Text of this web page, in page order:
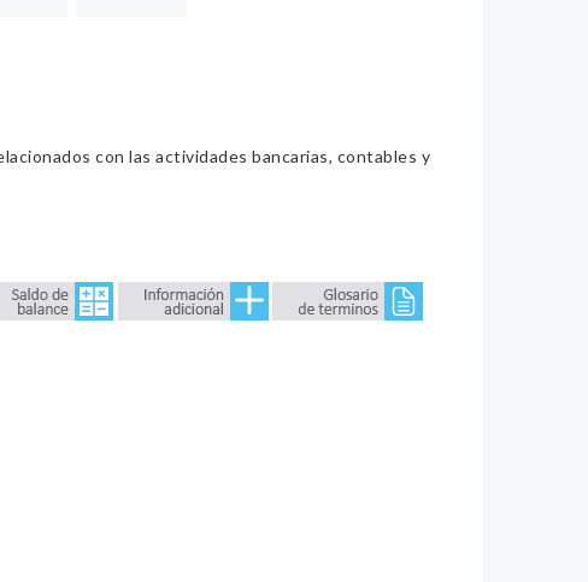
con las actividades bancarias, contables y